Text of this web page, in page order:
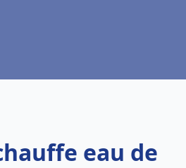
eau de